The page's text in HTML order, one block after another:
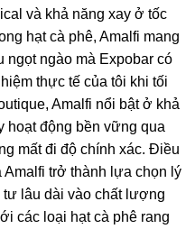
và khả năng xay ở tốc
hạt cà phê, Amalfi mang
ngọt ngào mà Expobar có
thực tế của tôi khi tối
Amalfi nổi bật ở khả
hoạt động bền vững qua
mất đi độ chính xác. Điều
Amalfi trở thành lựa chọn lý
lâu dài vào chất lượng
các loại hạt cà phê rang